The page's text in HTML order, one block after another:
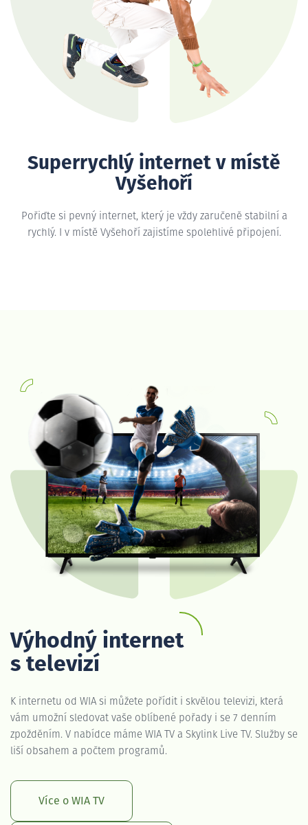
Superrychlý internet v místě
Vyšehoří
Pořiďte si pevný internet, který je vždy zaručeně stabilní a
rychlý. I v místě Vyšehoří zajistíme spolehlivé připojení.
Výhodný internet
s televizí
K internetu od WIA si můžete pořídit i skvělou televizi, která
vám umožní sledovat vaše oblíbené pořady i se 7 denním
zpožděním. V nabídce máme WIA TV a Skylink Live TV. Služby se
liší obsahem a počtem programů.
Více o WIA TV